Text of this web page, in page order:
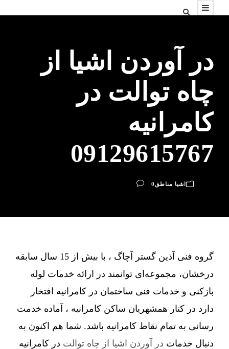
در آوردن اشیا از
چاه توالت در
کامرانیه
09129615767
اشیا مناطق 0
گروه فنی آذین گستر آچاگ ، با بیش از 15 سال سابقه
درخشان، مجموعه‌ای توانمند در ارائه خدمات لوله
بازکنی و خدمات فنی ساختمان در کامرانیه افتخار
دارد در کنار همشهریان ساکن کامرانیه ، آماده خدمت
رسانی به تمام نقاط کامرانیه باشد. شما هم اکنون به
دنبال خدمات در آوردن اشیا از چاه توالت در کامرانیه